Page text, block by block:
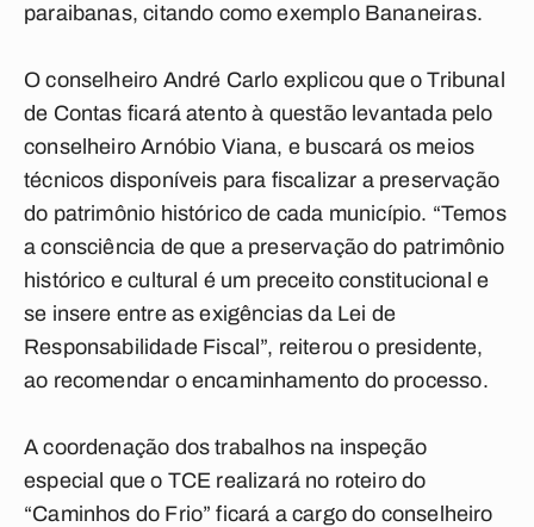
paraibanas, citando como exemplo Bananeiras.
O conselheiro André Carlo explicou que o Tribunal
de Contas ficará atento à questão levantada pelo
conselheiro Arnóbio Viana, e buscará os meios
técnicos disponíveis para fiscalizar a preservação
do patrimônio histórico de cada município. “Temos
a consciência de que a preservação do patrimônio
histórico e cultural é um preceito constitucional e
se insere entre as exigências da Lei de
Responsabilidade Fiscal”, reiterou o presidente,
ao recomendar o encaminhamento do processo.
A coordenação dos trabalhos na inspeção
especial que o TCE realizará no roteiro do
“Caminhos do Frio” ficará a cargo do conselheiro